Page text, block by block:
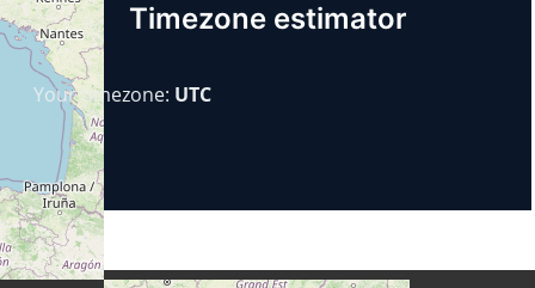
Timezone estimator
Your timezone: UTC